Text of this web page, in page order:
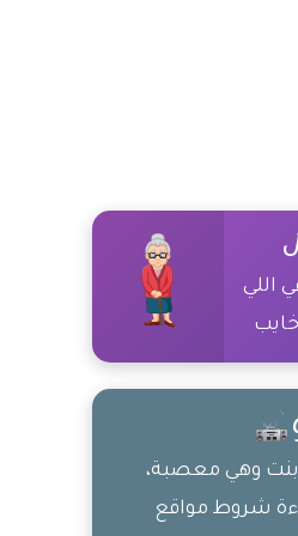
اللي
وهي معصبة،
شروط مواقع